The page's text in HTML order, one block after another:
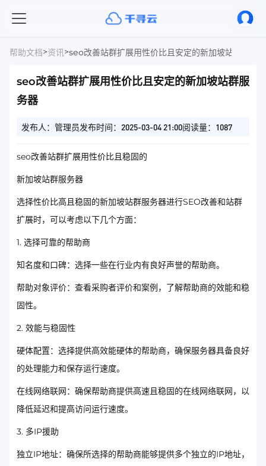
帮助文档>资讯>seo改善站群扩展用性价比且安定的新加坡站群服务器
seo改善站群扩展用性价比且安定的新加坡站群服
务器
发布人：管理员发布时间：2025-03-04 21:00阅读量：1087
seo改善站群扩展用性价比且稳固的
新加坡站群服务器
选择性价比高且稳固的新加坡站群服务器进行SEO改善和站群
扩展时，可以考虑以下几个方面：
1. 选择可靠的帮助商
知名度和口碑：选择一些在行业内有良好声誉的帮助商。
帮助对象评价：查看采购者评价和案例，了解帮助商的效能和稳
固性。
2. 效能与稳固性
硬体配置：选择提供高效能硬体的帮助商，确保服务器具备良好
的处理能力和保存运行速度。
在线网络联网：确保帮助商提供高速且稳固的在线网络联网，以
降低延迟和提高访问运行速度。
3. 多IP援助
独立IP地址：确保所选择的帮助商能够提供多个独立的IP地址，